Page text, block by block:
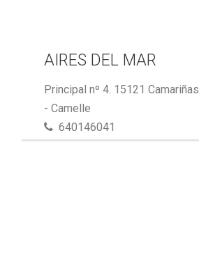
AIRES DEL MAR
Principal nº 4. 15121 Camariñas
- Camelle
640146041